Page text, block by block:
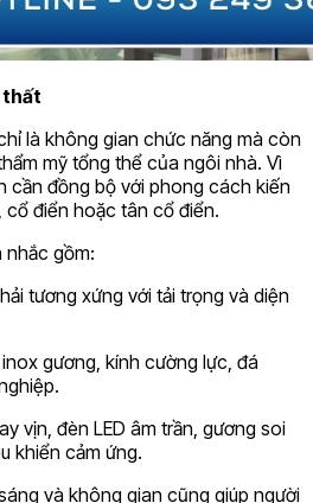
thất
là không gian chức năng mà còn
mỹ tổng thể của ngôi nhà. Vì
cần đồng bộ với phong cách kiến
cổ điển hoặc tân cổ điển.
gồm:
tương xứng với tải trọng và diện
gương, kính cường lực, đá
vịn, đèn LED âm trần, gương soi
khiển cảm ứng.
và không gian cũng giúp người